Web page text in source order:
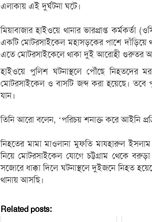
এলাকায় এই দুর্ঘটনা ঘটে।
‎মিয়াবাজার হাইওয়ে থানার ভারপ্রাপ্ত
একটি মোটরসাইকেল মহাসড়কের পাশে দাঁড়িয়ে
এতে মোটরসাইকেলে থাকা দুই আরোহী গুরুতর
হাইওয়ে পুলিশ ঘটনাস্থলে পৌঁছে নিহতদের
মোটরসাইকেল ও বাসটি জব্দ করা হয়েছে। তবে
যান।
‎তিনি আরো বলেন, ‘পরিচয় শনাক্ত করে আইনি
‎নিহতের মামা মাওলানা মুফতি মাযহারুল ইসলাম
নিয়ে মোটরসাইকেল যোগে চট্টগ্রাম থেকে বরুড়া
সজোরে ধাক্কা দিলে ঘটনাস্থলে দুইজনে নিহত
থানায় আসছি।
Related posts: